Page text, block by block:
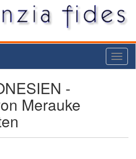
-
Merauke